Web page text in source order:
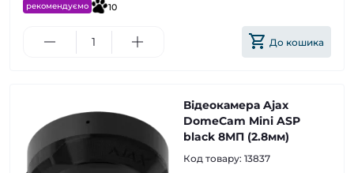
рекомендуємо
10
До кошика
Відеокамера Ajax
DomeCam Mini ASP
black 8МП (2.8мм)
Код товару: 13837